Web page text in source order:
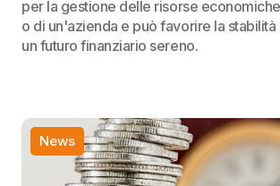
per la gestione delle risorse
o di un'azienda e può favorire la
un futuro finanziario sereno.
News